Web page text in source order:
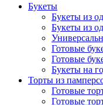
Букеты
Букеты из
Букеты из
Готовые
Готовые
Букеты на
Торты из
Готовые
Готовые